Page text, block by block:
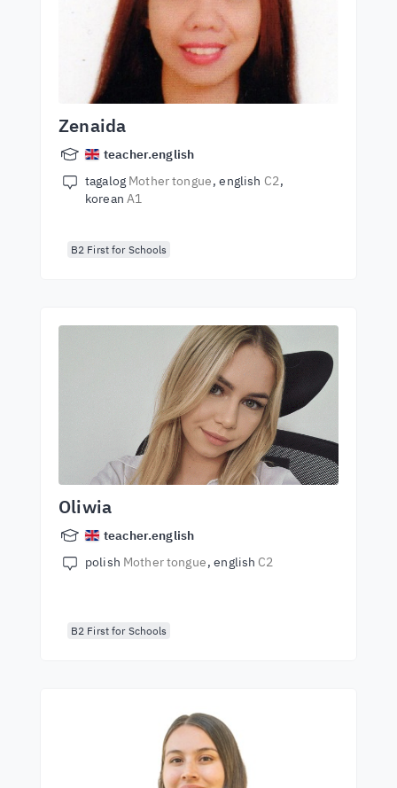
Zenaida
teacher.english
tagalog Mother tongue english C2
korean A1
B2 First for Schools
Oliwia
teacher.english
polish Mother tongue english C2
B2 First for Schools